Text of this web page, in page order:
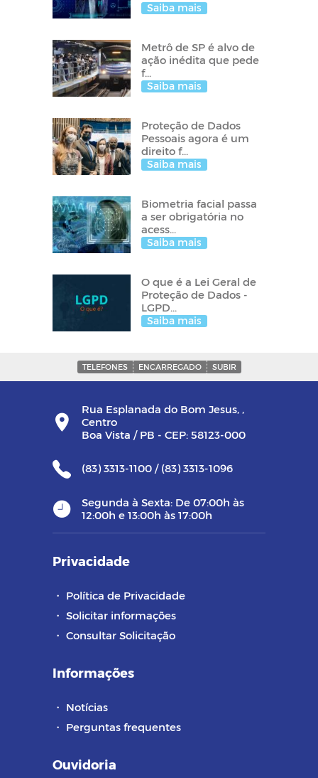
Saiba mais
Metrô de SP é alvo de
ação inédita que pede
f...
Saiba mais
Proteção de Dados
Pessoais agora é um
direito f...
Saiba mais
Biometria facial passa
a ser obrigatória no
acess...
Saiba mais
O que é a Lei Geral de
Proteção de Dados -
LGPD...
Saiba mais
TELEFONES ENCARREGADO SUBIR
Rua Esplanada do Bom Jesus, ,
Centro
Boa Vista / PB - CEP: 58123-000
(83) 3313-1100 / (83) 3313-1096
Segunda à Sexta: De 07:00h às
12:00h e 13:00h às 17:00h
Privacidade
・ Política de Privacidade
・ Solicitar informações
・ Consultar Solicitação
Informações
・ Notícias
・ Perguntas frequentes
Ouvidoria